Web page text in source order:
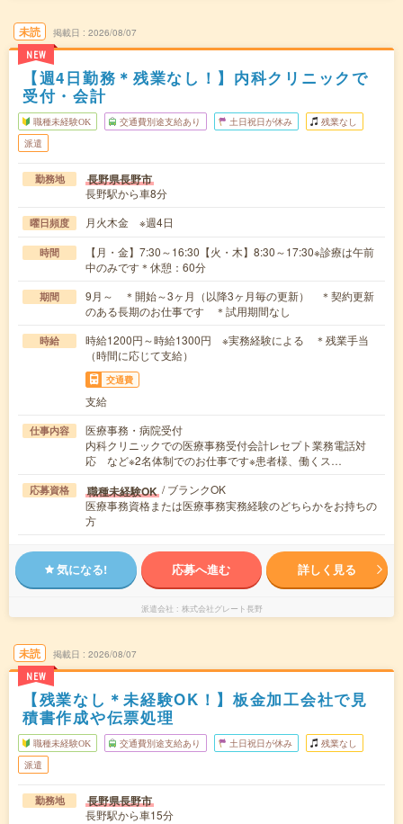
未読
NEW
掲載日 2026/08/07
【週4日勤務＊残業なし！】内科クリニックで
受付・会計
職種未経験OK 交通費別途支給あり 土日祝日が休み 残業なし
派遣
勤務地 長野県長野市
長野駅から車8分
曜日頻度 月火木金 ※週4日
時間
【月・金】7:30～16:30【火・木】8:30～17:30※診療は午前
中のみです＊休憩：60分
期間
9月～ ＊開始～3ヶ月（以降3ヶ月毎の更新） ＊契約更新
のある長期のお仕事です ＊試用期間なし
時給
時給1200円～時給1300円 ※実務経験による ＊残業手当
（時間に応じて支給）
交通費
支給
仕事内容
医療事務・病院受付
内科クリニックでの医療事務受付会計レセプト業務電話対
応 など※2名体制でのお仕事です※患者様、働くス…
応募資格 職種未経験OK / ブランクOK
医療事務資格または医療事務実務経験のどちらかをお持ちの
方
気になる! 応募へ進む 詳しく見る
派遣会社 株式会社グレート長野
未読
NEW
掲載日 2026/08/07
【残業なし＊未経験OK！】板金加工会社で見
積書作成や伝票処理
職種未経験OK 交通費別途支給あり 土日祝日が休み 残業なし
派遣
勤務地 長野県長野市
長野駅から車15分